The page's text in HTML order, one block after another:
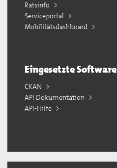
Ratsinfo
Serviceportal
Mobilitätsdashboard
Eingesetzte Software
CKAN
API Dokumentation
API-Hilfe